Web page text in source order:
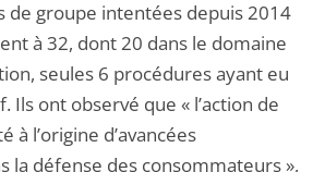
de groupe intentées depuis 2014
à 32, dont 20 dans le domaine
seules 6 procédures ayant eu
Ils ont observé que « l’action de
à l’origine d’avancées
la défense des consommateurs »,